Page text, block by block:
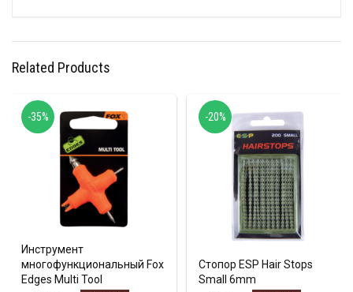
Related Products
Инструмент
многофункциональный Fox
Edges Multi Tool
-35%
Стопор ESP Hair Stops
Small 6mm
-20%